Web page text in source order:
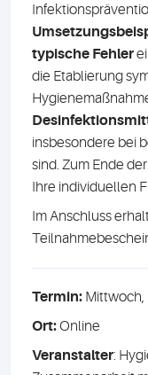
typische Fehler
die Etablierung
insbesondere bei
sind. Zum Ende
Ihre individuellen
Im Anschluss
Termin: Mittwoch,
Ort:Online
Veranstalter: